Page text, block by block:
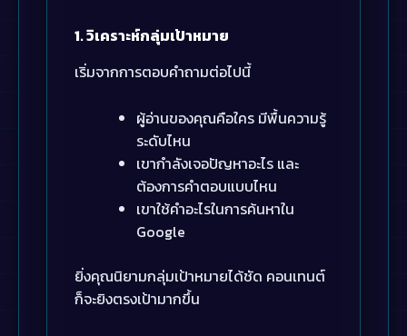
1. วิเคราะห์กลุ่มเป้าหมาย
เริ่มจากการตอบคำถามต่อไปนี้
ผู้อ่านของคุณคือใคร มีพื้นความรู้
ระดับไหน
เขากำลังเจอปัญหาอะไร และ
ต้องการคำตอบแบบไหน
เขาใช้คำอะไรในการค้นหาใน
Google
ยิ่งคุณนิยามกลุ่มเป้าหมายได้ชัด คอนเทนต์
ก็จะยิงตรงเป้ามากขึ้น